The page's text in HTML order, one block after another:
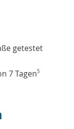
getestet
7 Tagen5